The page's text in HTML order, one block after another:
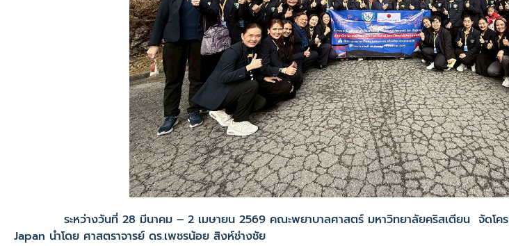
ระหว่างวันที่ 28 มีนาคม – 2 เมษายน 2569 คณะพยาบาลศาสตร์ มหาวิทยาลัยคริสเตียน จัดโคร
Japan นำโดย ศาสตราจารย์ ดร.เพชรน้อย สิงห์ช่างชัย